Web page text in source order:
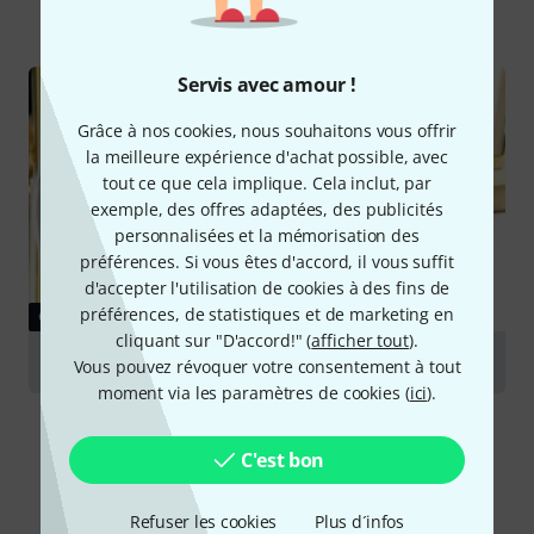
Servis avec amour !
Grâce à nos cookies, nous souhaitons vous offrir
la meilleure expérience d'achat possible, avec
tout ce que cela implique. Cela inclut, par
exemple, des offres adaptées, des publicités
personnalisées et la mémorisation des
préférences. Si vous êtes d'accord, il vous suffit
d'accepter l'utilisation de cookies à des fins de
préférences, de statistiques et de marketing en
cliquant sur "D'accord!" (afficher tout).
Vous pouvez révoquer votre consentement à tout
moment via les paramètres de cookies (ici).
C'est bon
Refuser les cookies Plus d´infos
Tout Guides
GUIDES
Embouchures pour cuivres